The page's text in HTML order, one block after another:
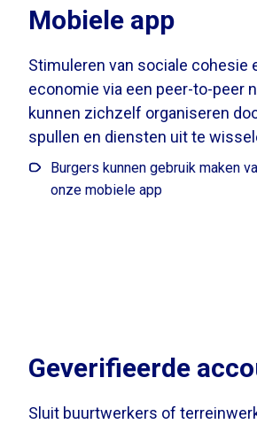
Mobiele app
Stimuleren van sociale cohesie
economie via een peer-to-peer
kunnen zichzelf organiseren
spullen en diensten uit te
Burgers kunnen gebruik maken
onze mobiele app
Geverifieerde
Sluit buurtwerkers of